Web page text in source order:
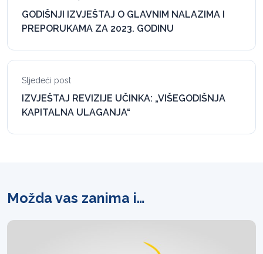
GODIŠNJI IZVJEŠTAJ O GLAVNIM NALAZIMA I
PREPORUKAMA ZA 2023. GODINU
Sljedeći post
IZVJEŠTAJ REVIZIJE UČINKA: „VIŠEGODIŠNJA
KAPITALNA ULAGANJA“
Možda vas zanima i…